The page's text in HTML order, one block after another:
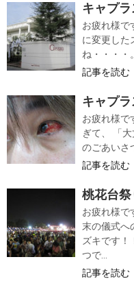
キャプ
お疲れ様で
に変更した
ね・・・・
記事を読む
キャプ
お疲れ様で
ぎて、 「
のごあいさ
記事を読む
桃花台
お疲れ様で
末の儀式へ
ズキです！
つで...
記事を読む